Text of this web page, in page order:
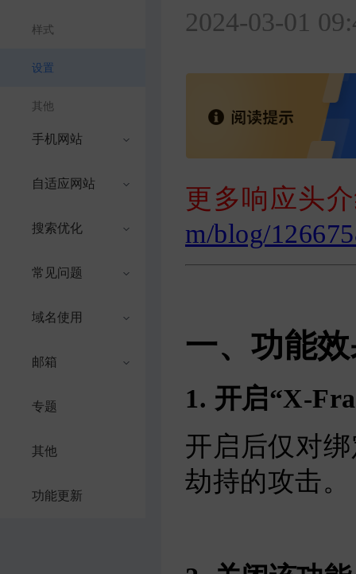
样式
设置
其他
手机网站
自适应网站
搜索优化
常见问题
域名使用
邮箱
专题
其他
功能更新
2024-03-01
更多响应头
m/blog/
一、功能
1. 开启“X-
开启后仅对
劫持的攻击。